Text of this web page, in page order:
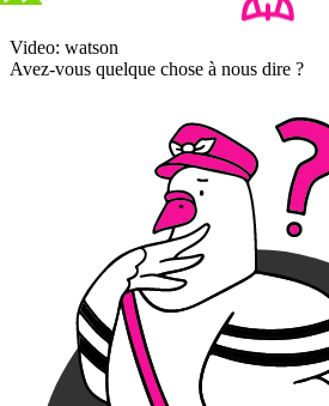
Video: watson
Avez-vous quelque chose à nous dire ?